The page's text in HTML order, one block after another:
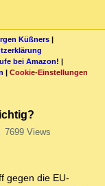
Küßners |
bei Amazon! |
| Cookie-Einstellungen
7699 Views
gegen die EU-